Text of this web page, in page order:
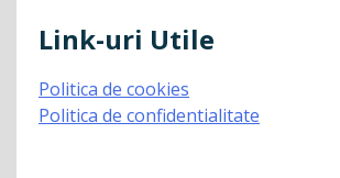
Link-uri Utile
Politica de cookies
Politica de confidentialitate